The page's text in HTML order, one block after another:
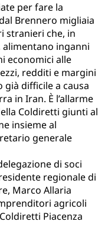
per fare la
Brennero migliaia
stranieri che, in
alimentano inganni
economici alle
redditi e margini
difficile a causa
in Iran. È l’allarme
Coldiretti giunti al
insieme al
generale
di soci
regionale di
Marco Allaria
agricoli
Piacenza